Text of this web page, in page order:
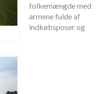
folkemængde med
armene fulde af
indkøbsposer og